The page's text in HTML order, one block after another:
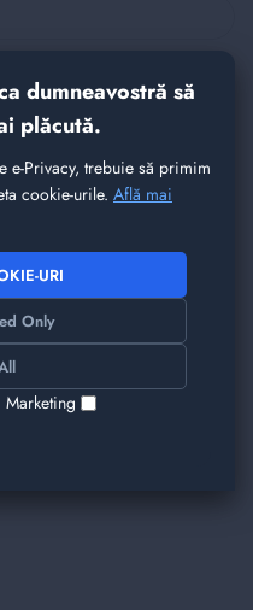
dumneavostră să
plăcută.
e-Privacy, trebuie să primim
cookie-urile. Află mai
URI
Only
Marketing
care v-ar plăcea!